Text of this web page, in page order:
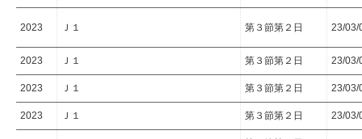
2023 Ｊ１ 第３節第２日 23/03/
2023 Ｊ１ 第３節第２日 23/03/
2023 Ｊ１ 第３節第２日 23/03/
2023 Ｊ１ 第３節第２日 23/03/